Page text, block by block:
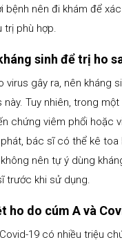
bệnh nên đi khám để
trị phù hợp.
sinh để trị ho
virus gây ra, nên kháng
này. Tuy nhiên, trong
chứng viêm phổi hoặc
bác sĩ có thể kê toa
nên tự ý dùng
trước khi sử dụng.
ho do cúm A và
19 có nhiều triệu